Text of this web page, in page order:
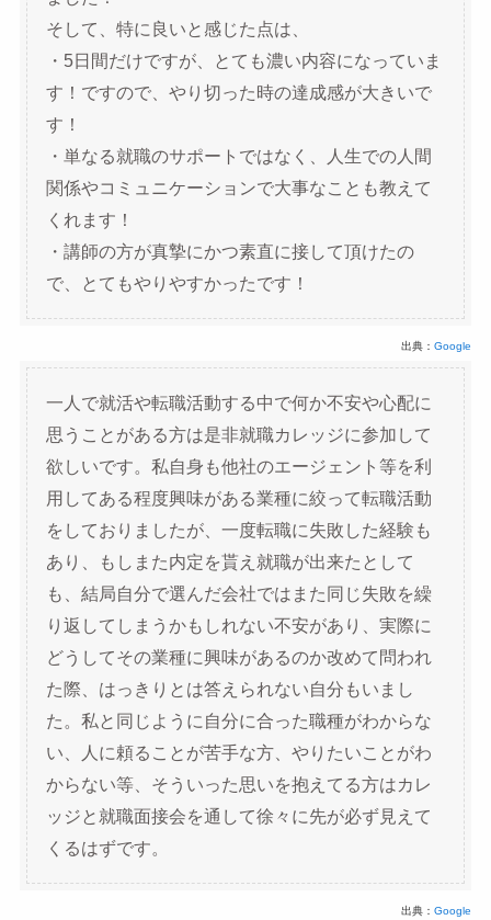
そして、特に良いと感じた点は、
・5日間だけですが、とても濃い内容になっていま
す！ですので、やり切った時の達成感が大きいで
す！
・単なる就職のサポートではなく、人生での人間
関係やコミュニケーションで大事なことも教えて
くれます！
・講師の方が真摯にかつ素直に接して頂けたの
で、とてもやりやすかったです！
出典：Google
一人で就活や転職活動する中で何か不安や心配に
思うことがある方は是非就職カレッジに参加して
欲しいです。私自身も他社のエージェント等を利
用してある程度興味がある業種に絞って転職活動
をしておりましたが、一度転職に失敗した経験も
あり、もしまた内定を貰え就職が出来たとして
も、結局自分で選んだ会社ではまた同じ失敗を繰
り返してしまうかもしれない不安があり、実際に
どうしてその業種に興味があるのか改めて問われ
た際、はっきりとは答えられない自分もいまし
た。私と同じように自分に合った職種がわからな
い、人に頼ることが苦手な方、やりたいことがわ
からない等、そういった思いを抱えてる方はカレ
ッジと就職面接会を通して徐々に先が必ず見えて
くるはずです。
出典：Google